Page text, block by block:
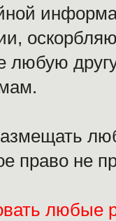
любую
право не
любые